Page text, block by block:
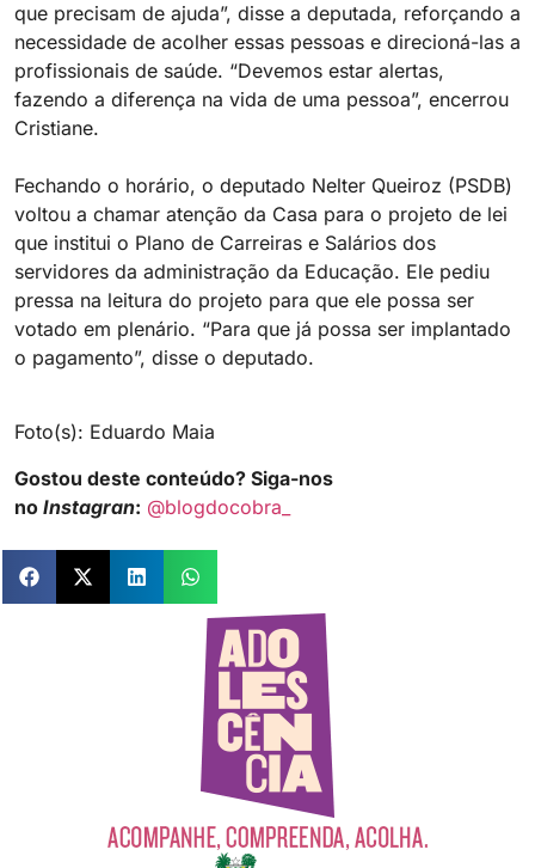
que precisam de ajuda”, disse a deputada, reforçando a
necessidade de acolher essas pessoas e direcioná-las a
profissionais de saúde. “Devemos estar alertas,
fazendo a diferença na vida de uma pessoa”, encerrou
Cristiane.
Fechando o horário, o deputado Nelter Queiroz (PSDB)
voltou a chamar atenção da Casa para o projeto de lei
que institui o Plano de Carreiras e Salários dos
servidores da administração da Educação. Ele pediu
pressa na leitura do projeto para que ele possa ser
votado em plenário. “Para que já possa ser implantado
o pagamento”, disse o deputado.
Foto(s): Eduardo Maia
Gostou deste conteúdo? Siga-nos
no Instagran: @blogdocobra_